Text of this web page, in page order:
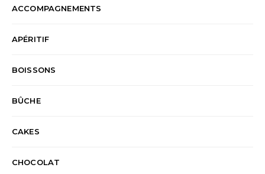
ACCOMPAGNEMENTS
APÉRITIF
BOISSONS
BÛCHE
CAKES
CHOCOLAT